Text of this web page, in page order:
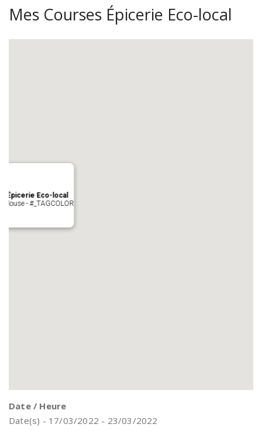
Mes Courses Épicerie Eco-local
Épicerie Eco-local
- #_TAGCOLOR
Date / Heure
Date(s) - 17/03/2022 - 23/03/2022